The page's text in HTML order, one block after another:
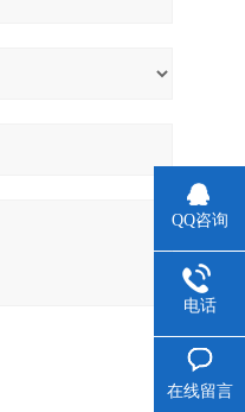
QQ咨询
电话
在线留言